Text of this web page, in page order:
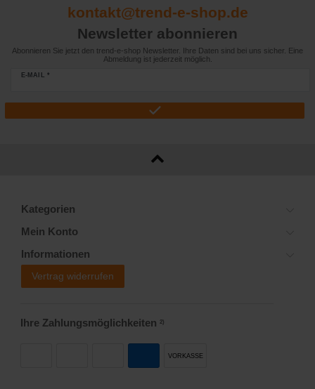
kontakt@trend-e-shop.de
Newsletter abonnieren
Abonnieren Sie jetzt den trend-e-shop Newsletter. Ihre Daten sind bei uns sicher. Eine
Abmeldung ist jederzeit möglich.
E-MAIL *
Kategorien
Mein Konto
Informationen
Vertrag widerrufen
Ihre Zahlungsmöglichkeiten 2)
VORKASSE